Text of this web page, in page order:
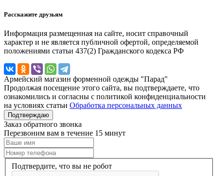
Расскажите друзьям
Информация размещенная на сайте, носит справочный
характер и не является публичной офертой, определяемой
положениями статьи 437(2) Гражданского кодекса РФ
Армейский магазин форменной одежды "Парад"
Продолжая посещение этого сайта, вы подтверждаете, что
ознакомились и согласны с политикой конфиденциальности
на условиях статьи Обработка персональных данных
Подтверждаю
Заказ обратного звонка
Перезвоним вам в течение 15 минут
Подтвердите, что вы не робот